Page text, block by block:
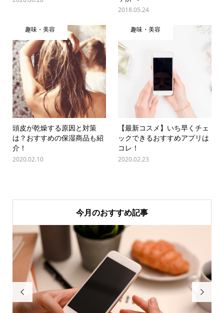
2018.05.24
趣味・美容
頭皮が乾燥する原因と対策
は？おすすめの保湿商品も紹
介！
2020.02.10
趣味・美容
【最新コスメ】いち早くチェ
ックできるおすすめアプリは
コレ！
2020.02.23
今月のおすすめ記事
 